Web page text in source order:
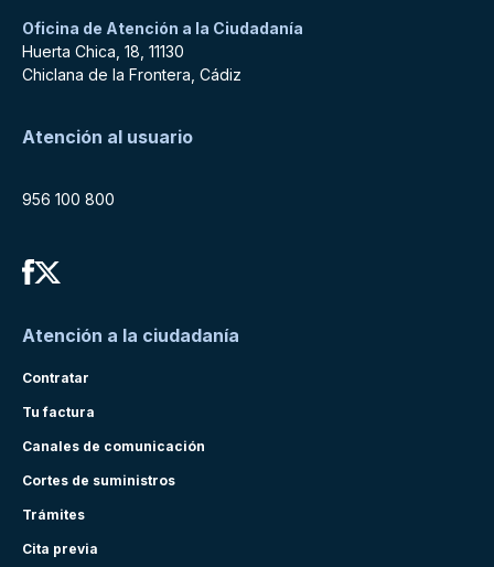
Oficina de Atención a la Ciudadanía
Huerta Chica, 18, 11130
Chiclana de la Frontera, Cádiz
Atención al usuario
956 100 800
Atención a la ciudadanía
Contratar
Tu factura
Canales de comunicación
Cortes de suministros
Trámites
Cita previa